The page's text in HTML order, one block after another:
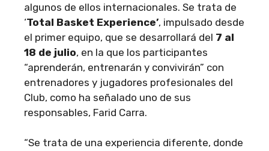
algunos de ellos internacionales. Se trata de
‘Total Basket Experience’, impulsado desde
el primer equipo, que se desarrollará del 7 al
18 de julio, en la que los participantes
“aprenderán, entrenarán y convivirán” con
entrenadores y jugadores profesionales del
Club, como ha señalado uno de sus
responsables, Farid Carra.
“Se trata de una experiencia diferente, donde